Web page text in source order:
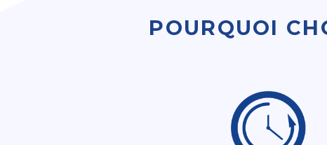
POURQUOI